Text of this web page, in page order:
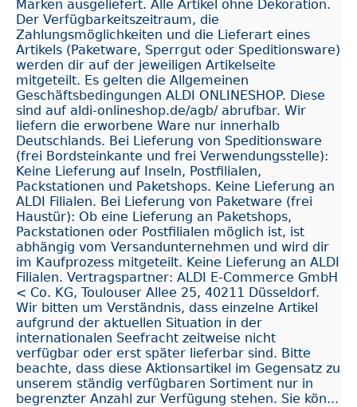
Marken ausgeliefert. Alle Artikel ohne Dekoration.
Der Verfügbarkeitszeitraum, die
Zahlungsmöglichkeiten und die Lieferart eines
Artikels (Paketware, Sperrgut oder Speditionsware)
werden dir auf der jeweiligen Artikelseite
mitgeteilt. Es gelten die Allgemeinen
Geschäftsbedingungen ALDI ONLINESHOP. Diese
sind auf aldi-onlineshop.de/agb/ abrufbar. Wir
liefern die erworbene Ware nur innerhalb
Deutschlands. Bei Lieferung von Speditionsware
(frei Bordsteinkante und frei Verwendungsstelle):
Keine Lieferung auf Inseln, Postfilialen,
Packstationen und Paketshops. Keine Lieferung an
ALDI Filialen. Bei Lieferung von Paketware (frei
Haustür): Ob eine Lieferung an Paketshops,
Packstationen oder Postfilialen möglich ist, ist
abhängig vom Versandunternehmen und wird dir
im Kaufprozess mitgeteilt. Keine Lieferung an ALDI
Filialen. Vertragspartner: ALDI E-Commerce GmbH
< Co. KG, Toulouser Allee 25, 40211 Düsseldorf.
Wir bitten um Verständnis, dass einzelne Artikel
aufgrund der aktuellen Situation in der
internationalen Seefracht zeitweise nicht
verfügbar oder erst später lieferbar sind. Bitte
beachte, dass diese Aktionsartikel im Gegensatz zu
unserem ständig verfügbaren Sortiment nur in
begrenzter Anzahl zur Verfügung stehen. Sie kön...